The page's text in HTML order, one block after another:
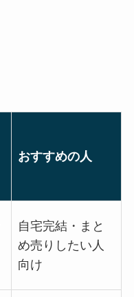
おすすめの人
自宅完結・まと
め売りしたい人
向け